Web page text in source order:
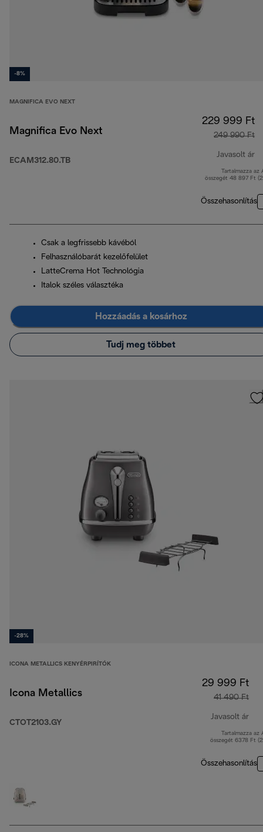
-8%
MAGNIFICA EVO NEXT
Magnifica Evo Next
ECAM312.80.TB
229 999 Ft
249 990 Ft
Javasolt ár
Tartalmazza az
összegét 48 897 Ft
Összehasonlítás
Csak a legfrissebb kávéból
Felhasználóbarát kezelőfelület
LatteCrema Hot Technológia
Italok széles választéka
Hozzáadás a kosárhoz
Tudj meg többet
-28%
ICONA METALLICS KENYÉRPIRÍTÓK
Icona Metallics
CTOT2103.GY
29 999 Ft
41 490 Ft
Javasolt ár
Tartalmazza az
összegét 6378 Ft
Összehasonlítás